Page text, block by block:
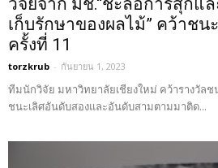
วิจัยจาก มช.“ชะลอการสุกแล
เก็บรักษาของผลไม้” คว้าชน
ครั้งที่ 11
torzkrub - กันยายน 1, 2023
ทีมนักวิจัย มหาวิทยาลัยเชียงใหม่ คว้ารางวัลช
ชนะเลิศอันดับสองและอันดับสามตามมาติด...